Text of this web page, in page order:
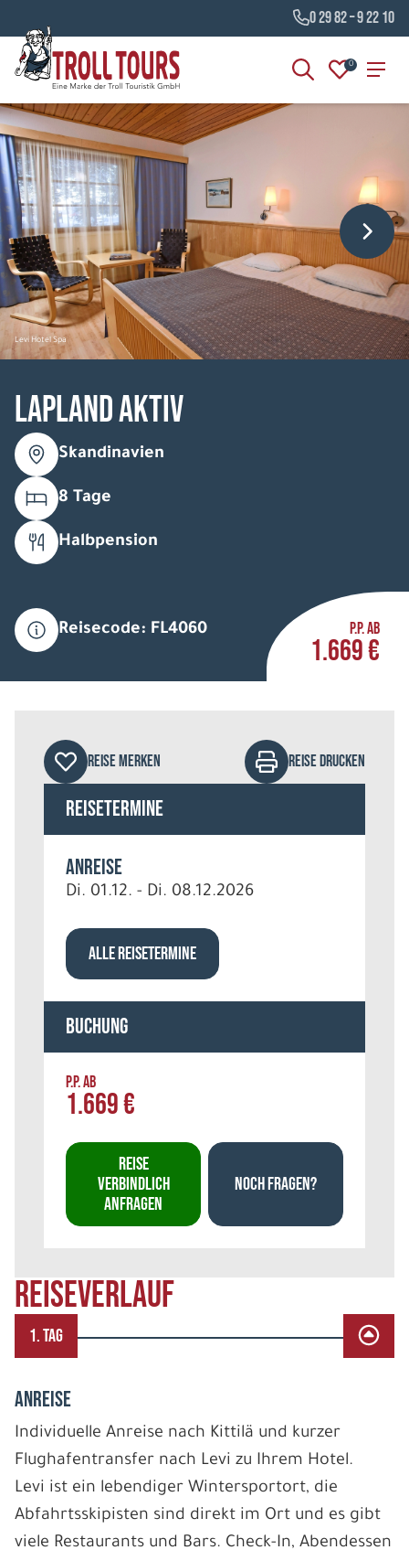
0 29 82 – 9 22 10
0
Levi Hotel Spa
Lapland Aktiv
Skandinavien
8 Tage
Halbpension
Reisecode: FL4060 P.P. AB
1.669 €
REISEVERLAUF
1. TAG
ANREISE
Individuelle Anreise nach Kittilä und kurzer
Flughafentransfer nach Levi zu Ihrem Hotel.
Levi ist ein lebendiger Wintersportort, die
Abfahrtsskipisten sind direkt im Ort und es gibt
viele Restaurants und Bars. Check-In, Abendessen
REISE MERKEN REISE DRUCKEN
Reisetermine
Anreise
Di. 01.12. - Di. 08.12.2026
ALLE REISETERMINE
Buchung
P.P. AB
1.669 €
REISE
VERBINDLICH
ANFRAGEN
NOCH FRAGEN?